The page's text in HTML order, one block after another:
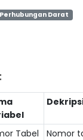
Darat
Tabel
Nomor